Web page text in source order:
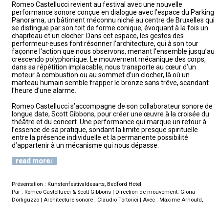
Romeo Castellucci revient au festival avec une nouvelle
performance sonore conçue en dialogue avec l’espace du Parking
Panorama, un bâtiment méconnu niché au centre de Bruxelles qui
se distingue par son toit de forme conique, évoquant à la fois un
chapiteau et un clocher. Dans cet espace, les gestes des
performeur·euses font résonner l'architecture, qui à son tour
façonne l'action que nous observons, menant l’ensemble jusqu’au
crescendo polyphonique. Le mouvement mécanique des corps,
dans sa répétition implacable, nous transporte au cœur d’un
moteur à combustion ou au sommet d’un clocher, là où un
marteau humain semble frapper le bronze sans trêve, scandant
l'heure d'une alarme.
Romeo Castellucci s’accompagne de son collaborateur sonore de
longue date, Scott Gibbons, pour créer une œuvre à la croisée du
théâtre et du concert. Une performance qui marque un retour à
l’essence de sa pratique, sondant la limite presque spirituelle
entre la présence individuelle et la permanente possibilité
d’appartenir à un mécanisme qui nous dépasse.
read more
Présentation : Kunstenfestivaldesarts, Bedford Hotel
Par : Romeo Castellucci & Scott Gibbons | Direction de mouvement: Gloria
Dorliguzzo | Architecture sonore : Claudio Tortorici | Avec : Maxime Arnould,